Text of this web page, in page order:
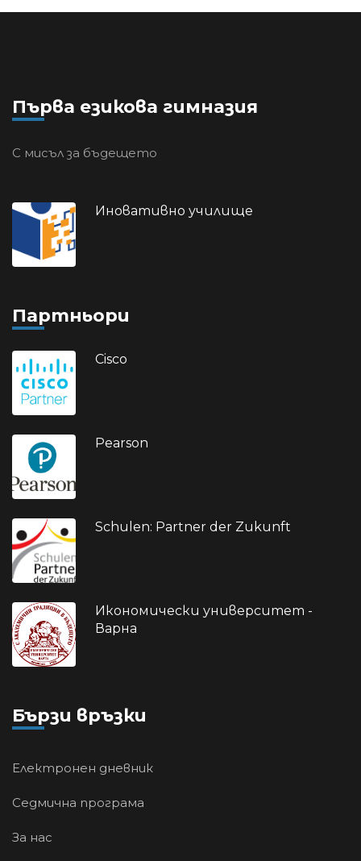
Първа езикова гимназия
С мисъл за бъдещето
Иновативно училище
Партньори
Cisco
Pearson
Schulen: Partner der Zukunft
Икономически университет -
Варна
Бързи връзки
Електронен дневник
Седмична програма
За нас